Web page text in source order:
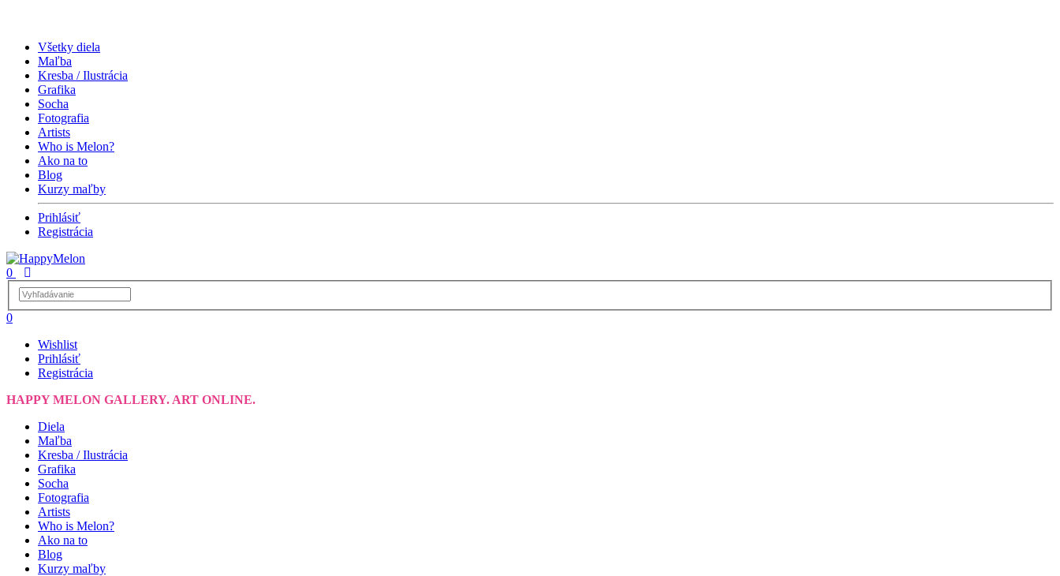
Všetky diela
Maľba
Kresba / Ilustrácia
Grafika
Socha
Fotografia
Artists
Who is Melon?
Ako na to
Blog
Kurzy maľby
Prihlásiť
Registrácia
0
0
Wishlist
Prihlásiť
Registrácia
HAPPY MELON GALLERY. ART ONLINE.
Diela
Maľba
Kresba / Ilustrácia
Grafika
Socha
Fotografia
Artists
Who is Melon?
Ako na to
Blog
Kurzy maľby